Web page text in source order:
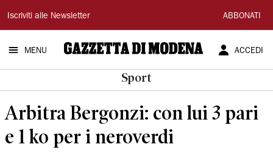
Gazzetta
di
Modena
Iscriviti alle Newsletter ABBONATI
MENU ACCEDI
Sport
Arbitra Bergonzi: con lui 3 pari
e 1 ko per i neroverdi